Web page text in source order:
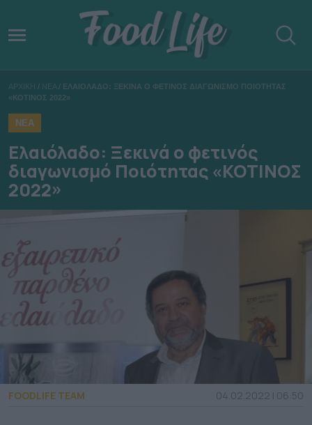
ΑΡΧΙΚΗ / ΝΕΑ / ΕΛΑΙΟΛΑΔΟ: ΞΕΚΙΝΑ Ο ΦΕΤΙΝΟΣ ΔΙΑΓΩΝΙΣΜΟ ΠΟΙΟΤΗΤΑΣ
«ΚΟΤΙΝΟΣ 2022»
ΝΕΑ
Ελαιόλαδο: Ξεκινά ο φετινός
διαγωνισμό Ποιότητας «ΚΟΤΙΝΟΣ
2022»
FOODLIFE TEAM 04.02.2022 | 06:50